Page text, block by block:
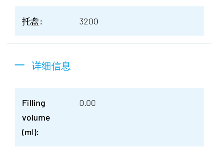
托盘: 3200
详细信息
Filling
volume
(ml):
0.00